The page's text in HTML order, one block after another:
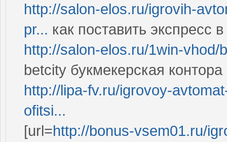
http://salon-elos.ru/igrovih-
pr... как поставить экспресс
http://salon-elos.ru/1win-
betcity букмекерская контора
http://lipa-fv.ru/igrovoy-
ofitsi...
[url=http://bonus-vsem01.ru/